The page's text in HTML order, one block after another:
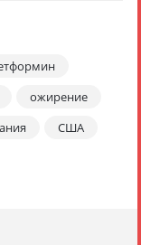
ожирение
США